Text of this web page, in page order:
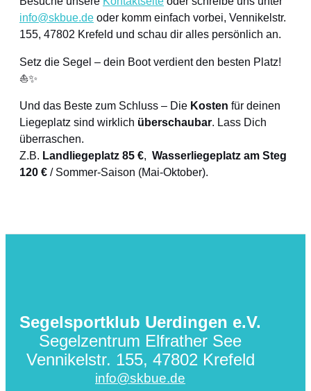
info@skbue.de oder komm einfach vorbei, Vennikelstr.
155, 47802 Krefeld und schau dir alles persönlich an.
Setz die Segel – dein Boot verdient den besten Platz!
⛵✨
Und das Beste zum Schluss – Die Kosten für deinen
Liegeplatz sind wirklich überschaubar. Lass Dich
überraschen.
Z.B. Landliegeplatz 85 €, Wasserliegeplatz am Steg
120 € / Sommer-Saison (Mai-Oktober).
Segelsportklub Uerdingen e.V.
Segelzentrum Elfrather See
Vennikelstr. 155, 47802 Krefeld
info@skbue.de